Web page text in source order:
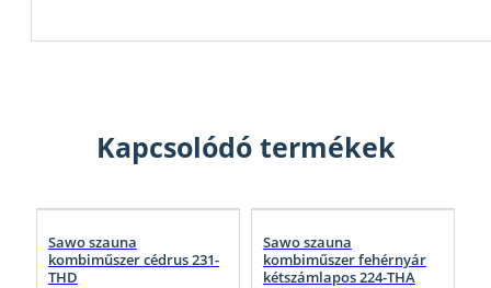
Kapcsolódó termékek
Sawo szauna
kombiműszer cédrus 231-
THD
Sawo szauna
kombiműszer fehérnyár
kétszámlapos 224-THA